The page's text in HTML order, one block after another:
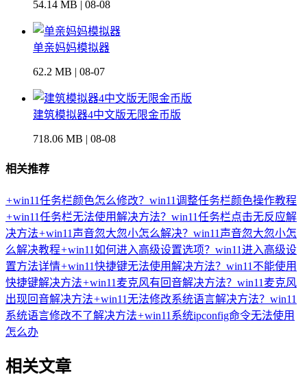
54.14 MB | 08-08
单亲妈妈模拟器
62.2 MB | 08-07
建筑模拟器4中文版无限金币版
718.06 MB | 08-08
相关推荐
+win11任务栏颜色怎么修改？win11调整任务栏颜色操作教程
+win11任务栏无法使用解决方法？win11任务栏点击无反应解
决方法+win11声音忽大忽小怎么解决？win11声音忽大忽小怎
么解决教程+win11如何进入高级设置选项？win11进入高级设
置方法详情+win11快捷键无法使用解决方法？win11不能使用
快捷键解决方法+win11麦克风有回音解决方法？win11麦克风
出现回音解决方法+win11无法修改系统语言解决方法？win11
系统语言修改不了解决方法+win11系统ipconfig命令无法使用
怎么办
相关文章